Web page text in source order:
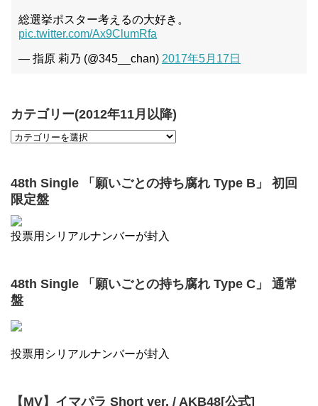
総選挙ポスター考えるの大好き。
pic.twitter.com/Ax9ClumRfa
— 指原 莉乃 (@345__chan) 2017年5月17日
カテゴリー(2012年11月以降)
48th Single 「願いごとの持ち腐れ Type B」 初回
限定盤
投票用シリアルナンバーが封入
48th Single 「願いごとの持ち腐れ Type C」 通常
盤
投票用シリアルナンバーが封入
【MV】イマパラ Short ver. / AKB48[公式]